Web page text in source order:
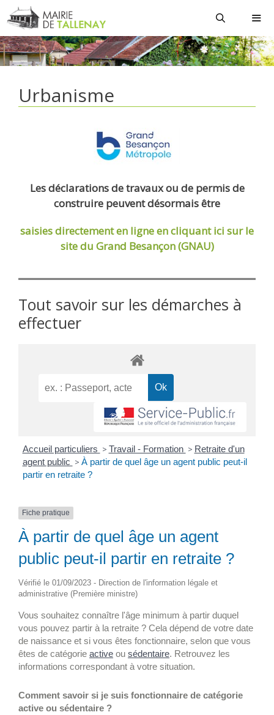
Aller
au
contenu
Urbanisme
Les déclarations de travaux ou de permis de
construire peuvent désormais être
saisies directement en ligneen cliquant ici sur le
site du Grand Besançon (GNAU)
Tout savoir sur les démarches à
effectuer
Accueil particuliers > Travail - Formation > Retraite d'un
agent public > À partir de quel âge un agent public peut-il
partir en retraite ?
Fiche pratique
À partir de quel âge un agent
public peut-il partir en retraite ?
Vérifié le 01/09/2023 - Direction de l'information légale et
administrative (Première ministre)
Vous souhaitez connaître l'âge minimum à partir duquel
vous pouvez partir à la retraite ? Cela dépend de votre date
de naissance et si vous êtes fonctionnaire, selon que vous
êtes de catégorie active ou sédentaire. Retrouvez les
informations correspondant à votre situation.
Comment savoir si je suis fonctionnaire de catégorie
active ou sédentaire ?